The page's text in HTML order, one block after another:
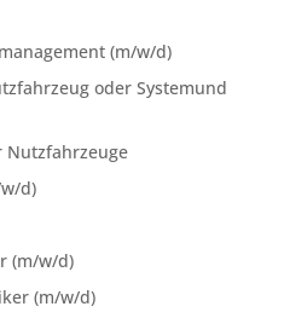
(m/w/d)
oder Systemund
d)
(m/w/d)
(m/w/d)